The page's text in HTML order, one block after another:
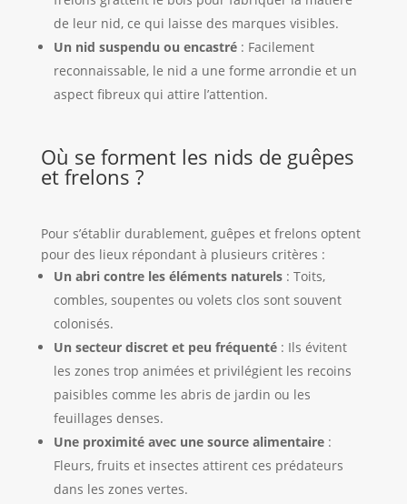
de leur nid, ce qui laisse des marques visibles.
Un nid suspendu ou encastré: Facilement
reconnaissable, le nid a une forme arrondie et un
aspect fibreux qui attire l’attention.
Où se forment les nids de guêpes
et frelons ?
Pour s’établir durablement, guêpes et frelons optent
pour des lieux répondant à plusieurs critères :
Un abri contre les éléments naturels: Toits,
combles, soupentes ou volets clos sont souvent
colonisés.
Un secteur discret et peu fréquenté: Ils évitent
les zones trop animées et privilégient les recoins
paisibles comme les abris de jardin ou les
feuillages denses.
Une proximité avec une source alimentaire:
Fleurs, fruits et insectes attirent ces prédateurs
dans les zones vertes.